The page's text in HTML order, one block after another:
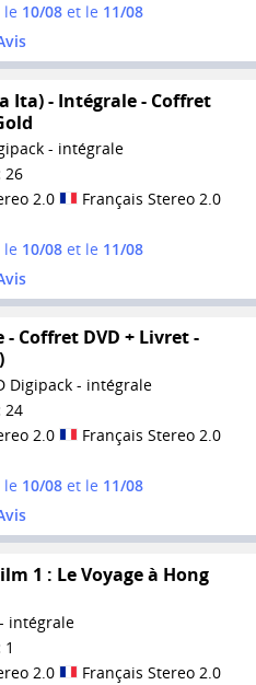
le 10/08et le 11/08
Ita) - Intégrale - Coffret
- intégrale
26
2.0
Français Stereo 2.0
le 10/08et le 11/08
Coffret DVD + Livret -
Digipack - intégrale
24
2.0
Français Stereo 2.0
le 10/08et le 11/08
1 : Le Voyage à Hong
intégrale
1
2.0
Français Stereo 2.0